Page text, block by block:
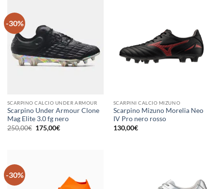
-30%
SCARPINO CALCIO UNDER ARMOUR
Scarpino Under Armour Clone
Mag Elite 3.0 fg nero
250,00€ Il
prezzo
175,00€Il
SCARPINI CALCIO MIZUNO
Scarpino Mizuno Morelia Neo
IV Pro nero rosso
130,00€
-30%